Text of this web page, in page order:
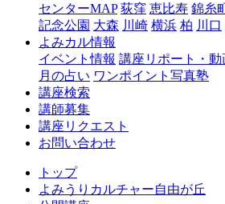
センターMAP 荻窪 恵比寿 錦糸
記念公園 大森 川崎 横浜 柏 川口
よみカル情報
イベント情報 講座リポート・動
月の占い ワンポイント写真塾
講座検索
講師募集
講座リクエスト
お問い合わせ
トップ
よみうりカルチャー自由が丘